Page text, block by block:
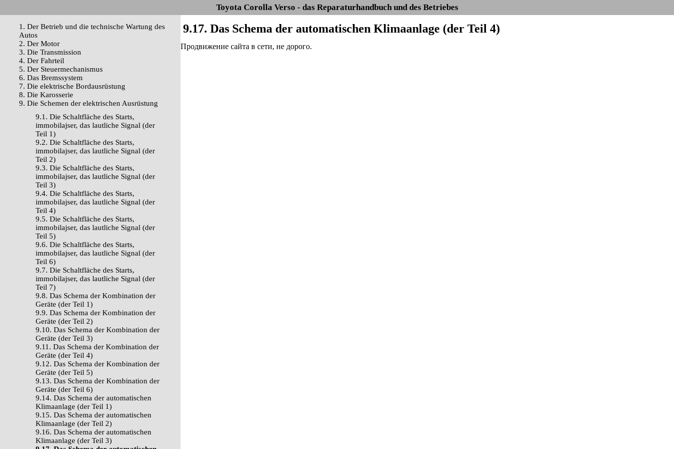
Toyota Corolla Verso - das Reparaturhandbuch und des Betriebes
1. Der Betrieb und die technische Wartung des
Autos
2. Der Motor
3. Die Transmission
4. Der Fahrteil
5. Der Steuermechanismus
6. Das Bremssystem
7. Die elektrische Bordausrüstung
8. Die Karosserie
9. Die Schemen der elektrischen Ausrüstung
9.1. Die Schaltfläche des Starts,
immobilajser, das lautliche Signal (der
Teil 1)
9.2. Die Schaltfläche des Starts,
immobilajser, das lautliche Signal (der
Teil 2)
9.3. Die Schaltfläche des Starts,
immobilajser, das lautliche Signal (der
Teil 3)
9.4. Die Schaltfläche des Starts,
immobilajser, das lautliche Signal (der
Teil 4)
9.5. Die Schaltfläche des Starts,
immobilajser, das lautliche Signal (der
Teil 5)
9.6. Die Schaltfläche des Starts,
immobilajser, das lautliche Signal (der
Teil 6)
9.7. Die Schaltfläche des Starts,
immobilajser, das lautliche Signal (der
Teil 7)
9.8. Das Schema der Kombination der
Geräte (der Teil 1)
9.9. Das Schema der Kombination der
Geräte (der Teil 2)
9.10. Das Schema der Kombination der
Geräte (der Teil 3)
9.11. Das Schema der Kombination der
Geräte (der Teil 4)
9.12. Das Schema der Kombination der
Geräte (der Teil 5)
9.13. Das Schema der Kombination der
Geräte (der Teil 6)
9.14. Das Schema der automatischen
Klimaanlage (der Teil 1)
9.15. Das Schema der automatischen
Klimaanlage (der Teil 2)
9.16. Das Schema der automatischen
Klimaanlage (der Teil 3)
9.17. Das Schema der automatischen Klimaanlage (der Teil 4)
Продвижение сайта в сети, не дорого.